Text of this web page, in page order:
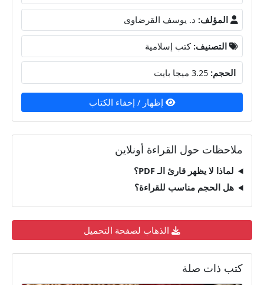
المؤلف: د. يوسف القرضاوى
التصنيف: كتب إسلامية
الحجم:
إظهار / إخفاء الكتاب
ملاحظات حول القراءة أونلاين
لماذا لا يظهر قارئ الـ PDF؟
هل الحجم مناسب للقراءة؟
الذهاب لصفحة التحميل
كتب ذات صلة